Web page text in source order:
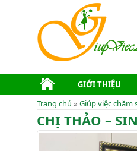
GIỚI THIỆU
Trang chủ » Giúp việc chăm
CHỊ THẢO –